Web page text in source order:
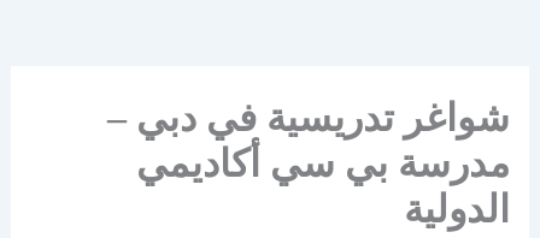
شواغر تدريسية في دبي –
مدرسة بي سي أكاديمي
الدولية